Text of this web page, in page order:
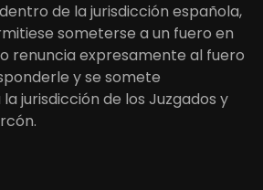
de la jurisdicción española,
someterse a un fuero en
renuncia expresamente al fuero
y se somete
jurisdicción de los Juzgados y